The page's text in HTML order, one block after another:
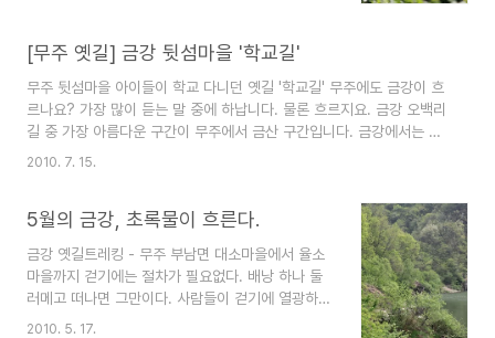
되고, 금강 학..
입니다. 너무 길다면, 벼룻길과 잠두마을 옛길 등 한
기는 분들에게는 무주 최고의 코스가 아닌가 합니
다. 소개하는 코스는 '벼룻길'입니다. 벼룻길은 무주
군 부남면 대소마을에서 율소마을까지 1시간 내외
의 짧은 길입니다. 이 길을 주민들은 보뚝길이라고
은 벼룻길..
[무주 옛길] 금강 뒷섬마을 '학교길'
무주 뒷섬마을 아이들이 학교 다니던 옛길 '학교길' 무주에도 금강이 흐
르나요? 가장 많이 듣는 말 중에 하납니다. 물론 흐르지요. 금강 오백리
길 중 가장 아름다운 구간이 무주에서 금산 구간입니다. 금강에서는 래
프팅을 하고 강변 옛길을 걷기도 합니다. 향로봉 전망대에 오르면 무주
예천 회룡포 못지 않습니다. '학교길'은 뒷섬마을 입구에서 시작합니다.
길은 자동차가 다닐 정도의 폭으로 풀이 우거져 있기는 하지만 걸을 만
합니다. 거대한 층암절벽이 절경을 만들어 냅니다. 아래로는 비단 강 금
강이 흐릅니다. 윙윙거리는 벌소리가 요란합니다. 순간 소름이 돋습니
다. 그래도 사진..
2010. 7. 15.
5월의 금강, 초록물이 흐른다.
금강 옛길트레킹 - 무주 부남면 대소마을에서 율소
마을까지 걷기에는 절차가 필요없다. 배낭 하나 둘
러메고 떠나면 그만이다. 사람들이 걷기에 열광하는
이유이기도 하다. 등산을 즐기던 이들까지 합세해
2010. 5. 17.